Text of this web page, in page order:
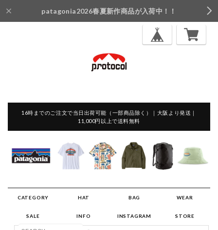
patagonia2026春夏新作商品が入荷中！！
16時までのご注文で当日出荷可能（一部商品除く）｜大阪より発送｜
11,000円以上で送料無料
CATEGORY HAT BAG WEAR
SALE INFO INSTAGRAM STORE